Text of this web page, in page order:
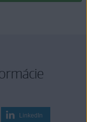
LinkedIn